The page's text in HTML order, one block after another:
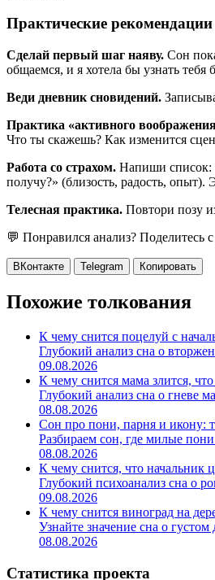
Практические рекомендации
Сделай первый шаг наяву. Сон
общаемся, и я хотела бы узнать тебя
Веди дневник сновидений.
Практика «активного
Что ты скажешь? Как изменится
Работа со страхом. Напиши список:
получу?» (близость, радость, опыт).
Телесная практика. Повтори позу
💬 Понравился анализ? Поделитесь
ВКонтакте Telegram Копировать
Похожие толкования
К чему снится поцелуй с
Глубокий анализ сна о
09.08.2026
К чему снится мама злится,
Глубокий анализ сна о гневе
08.08.2026
Сон про пони, парня и икону:
Разбираем сон, где милые
08.08.2026
К чему снится, что начальник
Глубокий психоанализ сна о
09.08.2026
К чему снится виноград на
Узнайте значение сна о
08.08.2026
Статистика проекта